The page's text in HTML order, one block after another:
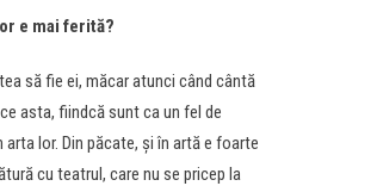
e mai ferită?
să fie ei, măcar atunci când cântă
asta, fiindcă sunt ca un fel de
lor. Din păcate, și în artă e foarte
cu teatrul, care nu se pricep la